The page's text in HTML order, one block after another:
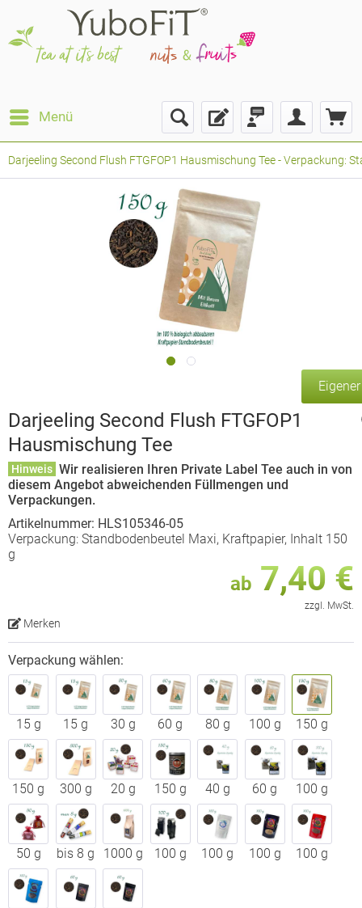
Menü
Darjeeling Second Flush FTGFOP1 Hausmischung Tee - Verpackung:
Darjeeling Second Flush FTGFOP1
Hausmischung Tee
Hinweis Wir realisieren Ihren Private Label Tee auch in von
diesem Angebot abweichenden Füllmengen und
Verpackungen.
Artikelnummer: HLS105346-05
Verpackung: Standbodenbeutel Maxi, Kraftpapier, Inhalt 150
g
ab 7,40 €
zzgl. MwSt.
Merken
Verpackung wählen:
15 g 15 g 30 g 60 g 80 g 100 g 150 g
150 g 300 g 20 g 150 g 40 g 60 g 100 g
50 g bis 8 g 1000 g 100 g 100 g 100 g 100 g